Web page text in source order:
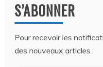
S’ABONNER
Pour recevoir les
des nouveaux articles :